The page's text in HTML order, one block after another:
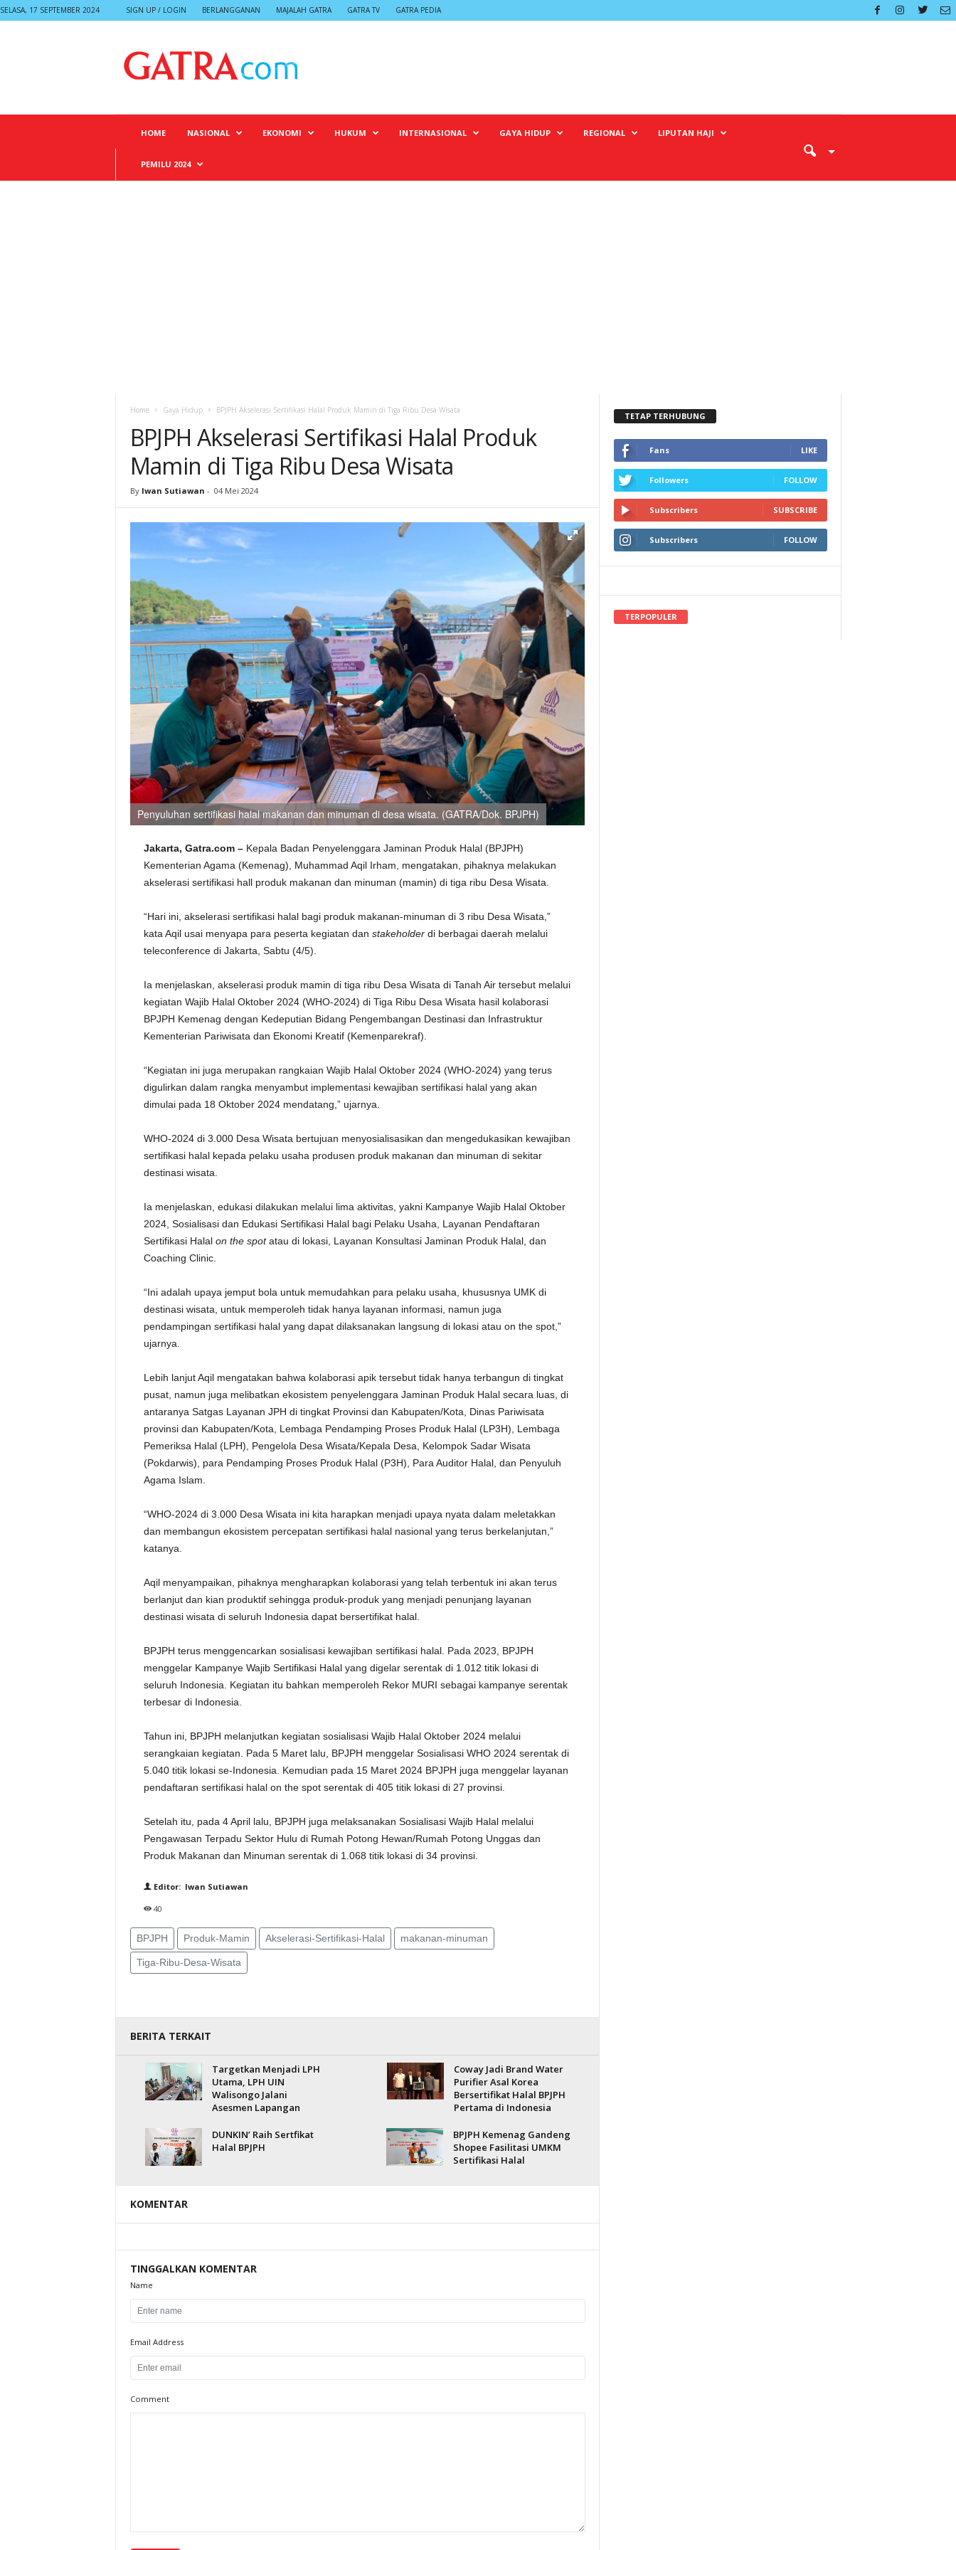
SELASA, 17 SEPTEMBER 2024 SIGN UP / LOGIN BERLANGGANAN MAJALAH GATRA GATRA TV GATRA PEDIA
HOME NASIONAL EKONOMI HUKUM INTERNASIONAL GAYA HIDUP REGIONAL LIPUTAN HAJI
PEMILU 2024
Home Gaya Hidup BPJPH Akselerasi Sertifikasi Halal Produk Mamin di Tiga Ribu Desa Wisata
BPJPH Akselerasi Sertifikasi Halal Produk
Mamin di Tiga Ribu Desa Wisata
By Iwan Sutiawan - 04 Mei 2024
Penyuluhan sertifikasi halal makanan dan minuman di desa wisata. (GATRA/Dok. BPJPH)
Jakarta, Gatra.com – Kepala Badan Penyelenggara Jaminan Produk Halal (BPJPH)
Kementerian Agama (Kemenag), Muhammad Aqil Irham, mengatakan, pihaknya melakukan
akselerasi sertifikasi hall produk makanan dan minuman (mamin) di tiga ribu Desa Wisata.
“Hari ini, akselerasi sertifikasi halal bagi produk makanan-minuman di 3 ribu Desa Wisata,”
kata Aqil usai menyapa para peserta kegiatan dan stakeholderdi berbagai daerah melalui
teleconference di Jakarta, Sabtu (4/5).
Ia menjelaskan, akselerasi produk mamin di tiga ribu Desa Wisata di Tanah Air tersebut melalui
kegiatan Wajib Halal Oktober 2024 (WHO-2024) di Tiga Ribu Desa Wisata hasil kolaborasi
BPJPH Kemenag dengan Kedeputian Bidang Pengembangan Destinasi dan Infrastruktur
Kementerian Pariwisata dan Ekonomi Kreatif (Kemenparekraf).
“Kegiatan ini juga merupakan rangkaian Wajib Halal Oktober 2024 (WHO-2024) yang terus
digulirkan dalam rangka menyambut implementasi kewajiban sertifikasi halal yang akan
dimulai pada 18 Oktober 2024 mendatang,” ujarnya.
WHO-2024 di 3.000 Desa Wisata bertujuan menyosialisasikan dan mengedukasikan kewajiban
sertifikasi halal kepada pelaku usaha produsen produk makanan dan minuman di sekitar
destinasi wisata.
Ia menjelaskan, edukasi dilakukan melalui lima aktivitas, yakni Kampanye Wajib Halal Oktober
2024, Sosialisasi dan Edukasi Sertifikasi Halal bagi Pelaku Usaha, Layanan Pendaftaran
Sertifikasi Halal on the spotatau di lokasi, Layanan Konsultasi Jaminan Produk Halal, dan
Coaching Clinic.
“Ini adalah upaya jemput bola untuk memudahkan para pelaku usaha, khususnya UMK di
destinasi wisata, untuk memperoleh tidak hanya layanan informasi, namun juga
pendampingan sertifikasi halal yang dapat dilaksanakan langsung di lokasi atau on the spot,”
ujarnya.
Lebih lanjut Aqil mengatakan bahwa kolaborasi apik tersebut tidak hanya terbangun di tingkat
pusat, namun juga melibatkan ekosistem penyelenggara Jaminan Produk Halal secara luas, di
antaranya Satgas Layanan JPH di tingkat Provinsi dan Kabupaten/Kota, Dinas Pariwisata
provinsi dan Kabupaten/Kota, Lembaga Pendamping Proses Produk Halal (LP3H), Lembaga
Pemeriksa Halal (LPH), Pengelola Desa Wisata/Kepala Desa, Kelompok Sadar Wisata
(Pokdarwis), para Pendamping Proses Produk Halal (P3H), Para Auditor Halal, dan Penyuluh
Agama Islam.
“WHO-2024 di 3.000 Desa Wisata ini kita harapkan menjadi upaya nyata dalam meletakkan
dan membangun ekosistem percepatan sertifikasi halal nasional yang terus berkelanjutan,”
katanya.
Aqil menyampaikan, pihaknya mengharapkan kolaborasi yang telah terbentuk ini akan terus
berlanjut dan kian produktif sehingga produk-produk yang menjadi penunjang layanan
destinasi wisata di seluruh Indonesia dapat bersertifikat halal.
BPJPH terus menggencarkan sosialisasi kewajiban sertifikasi halal. Pada 2023, BPJPH
menggelar Kampanye Wajib Sertifikasi Halal yang digelar serentak di 1.012 titik lokasi di
seluruh Indonesia. Kegiatan itu bahkan memperoleh Rekor MURI sebagai kampanye serentak
terbesar di Indonesia.
Tahun ini, BPJPH melanjutkan kegiatan sosialisasi Wajib Halal Oktober 2024 melalui
serangkaian kegiatan. Pada 5 Maret lalu, BPJPH menggelar Sosialisasi WHO 2024 serentak di
5.040 titik lokasi se-Indonesia. Kemudian pada 15 Maret 2024 BPJPH juga menggelar layanan
pendaftaran sertifikasi halal on the spot serentak di 405 titik lokasi di 27 provinsi.
Setelah itu, pada 4 April lalu, BPJPH juga melaksanakan Sosialisasi Wajib Halal melalui
Pengawasan Terpadu Sektor Hulu di Rumah Potong Hewan/Rumah Potong Unggas dan
Produk Makanan dan Minuman serentak di 1.068 titik lokasi di 34 provinsi.
Editor: Iwan Sutiawan
40
BPJPH Produk-Mamin Akselerasi-Sertifikasi-Halal makanan-minuman
Tiga-Ribu-Desa-Wisata
BERITA TERKAIT
Targetkan Menjadi LPH
Utama, LPH UIN
Walisongo Jalani
Asesmen Lapangan
Coway Jadi Brand Water
Purifier Asal Korea
Bersertifikat Halal BPJPH
Pertama di Indonesia
DUNKIN’ Raih Sertfikat
Halal BPJPH
BPJPH Kemenag Gandeng
Shopee Fasilitasi UMKM
Sertifikasi Halal
KOMENTAR
TINGGALKAN KOMENTAR
Name
Email Address
Comment
TETAP TERHUBUNG
Fans LIKE
Followers FOLLOW
Subscribers SUBSCRIBE
Subscribers FOLLOW